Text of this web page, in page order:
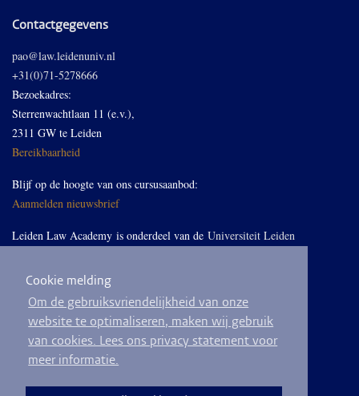
Cookie melding
Om de gebruiksvriendelijkheid van onze
website te optimaliseren, maken wij gebruik
van cookies. Lees ons privacy statement voor
meer informatie.
Contactgegevens
pao@law.leidenuniv.nl
+31(0)71-5278666
Bezoekadres:
Sterrenwachtlaan 11 (e.v.),
2311 GW te Leiden
Bereikbaarheid
Blijf op de hoogte van ons cursusaanbod:
Aanmelden nieuwsbrief
Leiden Law Academy is onderdeel van de Universiteit Leiden
Volg ons op LinkedIn
© 2026
Privacyverklaring
Algemene voorwaarden Sitemap